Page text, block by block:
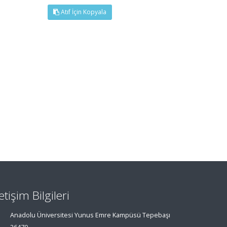
Atıf İçin Kopyala
Bilgileri
Anadolu Üniversitesi Yunus Emre Kampüsü Tepebaşı